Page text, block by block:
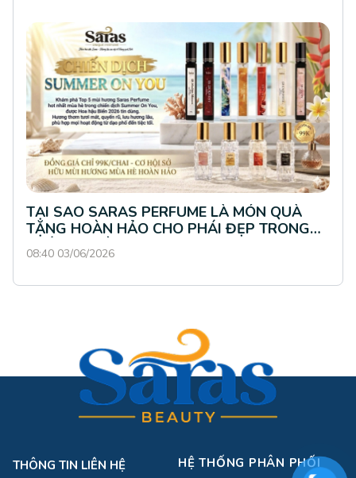
TẠI SAO SARAS PERFUME LÀ MÓN QUÀ
TẶNG HOÀN HẢO CHO PHÁI ĐẸP TRONG
THÁNG 4 NÀY?
08:40 03/06/2026
THÔNG TIN LIÊN HỆ HỆ THỐNG PHÂN PHỐI